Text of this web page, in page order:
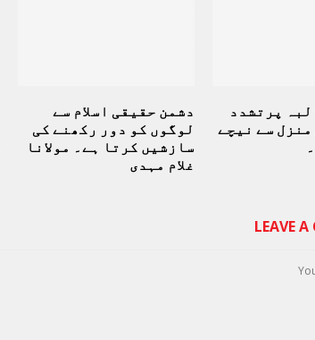
دشمن حقیقی اسلام سے
لوگوں کو دور رکھنے کی
سازشیں کرتا ہے۔ مولانا
غلام مہدی
پرتشدد
سے نیچے
LEAVE